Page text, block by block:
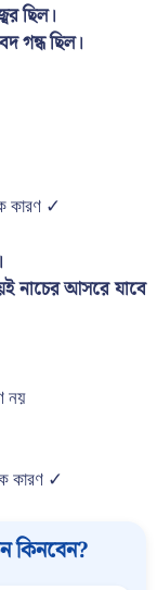
ছিল।
গন্ধ ছিল।
কারণ ✓
নাচের আসরে যাবে
নয়
কারণ ✓
কিনবেন?